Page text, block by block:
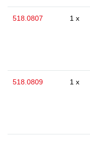
518.0807 1 x
518.0809 1 x